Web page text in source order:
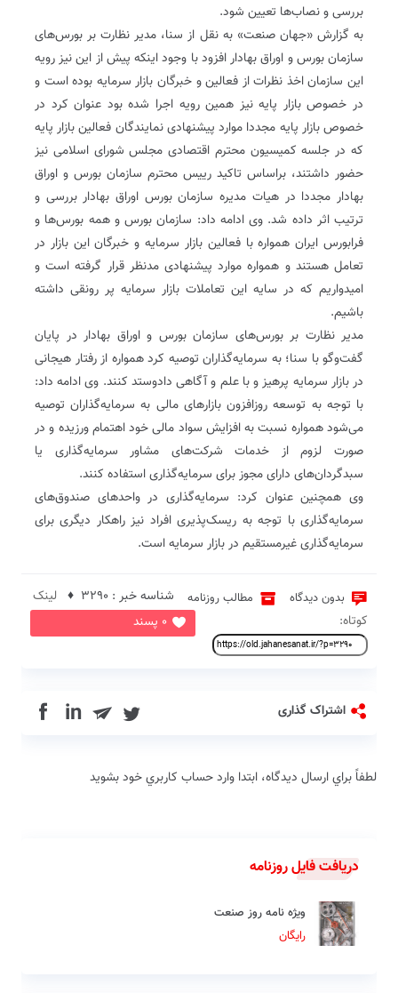
بررسی و نصاب‌ها تعیین شود.
به گزارش «جهان صنعت» به نقل از سنا، مدیر نظارت بر بورس‌های
سازمان بورس و اوراق بهادار افزود با وجود اینکه پیش از این نیز رویه
این سازمان اخذ نظرات از فعالین و خبرگان بازار سرمایه بوده است و
در خصوص بازار پایه نیز همین رویه اجرا شده بود عنوان کرد در
خصوص بازار پایه مجددا موارد پیشنهادی نمایندگان فعالین بازار پایه
که در جلسه کمیسیون محترم اقتصادی مجلس شورای اسلامی نیز
حضور داشتند، بر‌اساس تاکید رییس محترم سازمان بورس و اوراق
بهادار مجددا در هیات مدیره سازمان بورس اوراق بهادار بررسی و
ترتیب اثر داده شد. وی ادامه داد: سازمان بورس و همه بورس‌ها و
فرابورس ایران همواره با فعالین بازار سرمایه و خبرگان این بازار در
تعامل هستند و همواره موارد پیشنهادی مد‌نظر قرار گرفته است و
امیدواریم که در سایه این تعاملات بازار سرمایه پر رونقی داشته
باشیم.
مدیر نظارت بر بورس‌های سازمان بورس و اوراق بهادار در پایان
گفت‌وگو با سنا؛ به سرمایه‌گذاران توصیه کر‌د همواره از رفتار هیجانی
در بازار سرمایه پرهیز و با علم و آگاهی داد‌و‌ستد کنند. وی ادامه داد:
با توجه به توسعه روزافزون بازارهای مالی به سرمایه‌گذاران توصیه
می‌شود همواره نسبت به افزایش سواد مالی خود اهتمام ورزیده و در
صورت لزوم از خدمات شرکت‌های مشاور سرمایه‌گذاری یا
سبدگردان‌های دارای مجوز برای سرمایه‌گذاری استفاده کنند.
وی همچنین عنوان کرد: سرمایه‌گذاری در واحدهای صندوق‌های
سرمایه‌گذاری با توجه به ریسک‌پذیری افراد نیز راهکار دیگری برای
سرمایه‌گذاری غیر‌مستقیم در بازار سرمایه است.
بدون دیدگاه مطالب روزنامه
0 پسند
شناسه خبر : 3290 ♦
لینک
کوتاه:
اشتراک گذاری in
لطفاً براي ارسال دیدگاه، ابتدا وارد حساب كاربري خود بشويد
دریافت فایل روزنامه
ویژه نامه روز صنعت
رایگان